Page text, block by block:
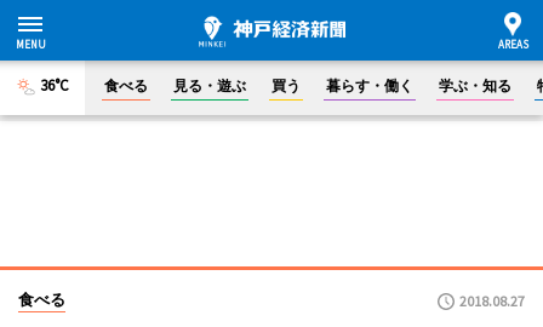
36°C 食べる 見る・遊ぶ 買う 暮らす・働く 学ぶ・知る
食べる 2018.08.27